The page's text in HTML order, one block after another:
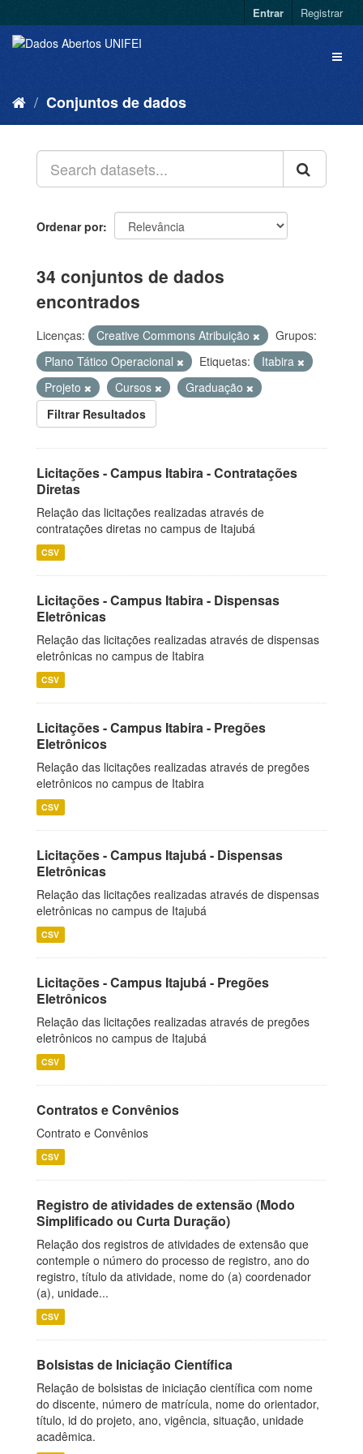
Entrar Registrar
Conjuntos de dados
Ordenar por
34 conjuntos de dados
encontrados
Licenças: Creative Commons Atribuição
Grupos:
Plano Tático Operacional
Etiquetas:
Itabira
Projeto
Cursos
Graduação
Filtrar Resultados
Licitações - Campus Itabira - Contratações
Diretas
Relação das licitações realizadas através de
contratações diretas no campus de Itajubá
CSV
Licitações - Campus Itabira - Dispensas
Eletrônicas
Relação das licitações realizadas através de dispensas
eletrônicas no campus de Itabira
CSV
Licitações - Campus Itabira - Pregões
Eletrônicos
Relação das licitações realizadas através de pregões
eletrônicos no campus de Itabira
CSV
Licitações - Campus Itajubá - Dispensas
Eletrônicas
Relação das licitações realizadas através de dispensas
eletrônicas no campus de Itajubá
CSV
Licitações - Campus Itajubá - Pregões
Eletrônicos
Relação das licitações realizadas através de pregões
eletrônicos no campus de Itajubá
CSV
Contratos e Convênios
Contrato e Convênios
CSV
Registro de atividades de extensão (Modo
Simplificado ou Curta Duração)
Relação dos registros de atividades de extensão que
contemple o número do processo de registro, ano do
registro, título da atividade, nome do (a) coordenador
(a), unidade...
CSV
Bolsistas de Iniciação Científica
Relação de bolsistas de iniciação científica com nome
do discente, número de matrícula, nome do orientador,
título, id do projeto, ano, vigência, situação, unidade
acadêmica.